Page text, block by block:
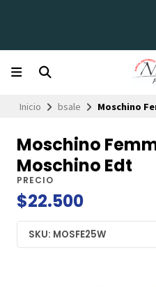
Inicio bsale Moschino
Moschino
Moschino Edt
PRECIO
$22.500
SKU: MOSFE25W